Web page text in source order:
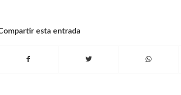
esta entrada